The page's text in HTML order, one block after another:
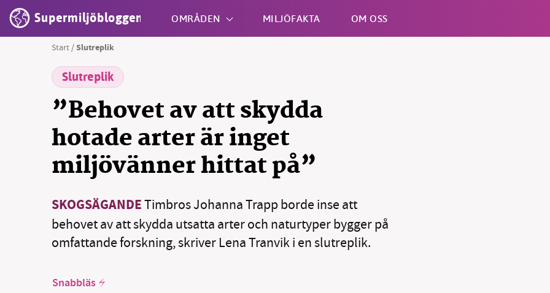
Supermiljöbloggen OMRÅDEN MILJÖFAKTA OM OSS
Start /Slutreplik
Slutreplik
”Behovet av att skydda
hotade arter är inget
miljövänner hittat på”
SKOGSÄGANDETimbros Johanna Trapp borde inse att
behovet av att skydda utsatta arter och naturtyper bygger på
omfattande forskning, skriver Lena Tranvik i en slutreplik.
Snabbläs